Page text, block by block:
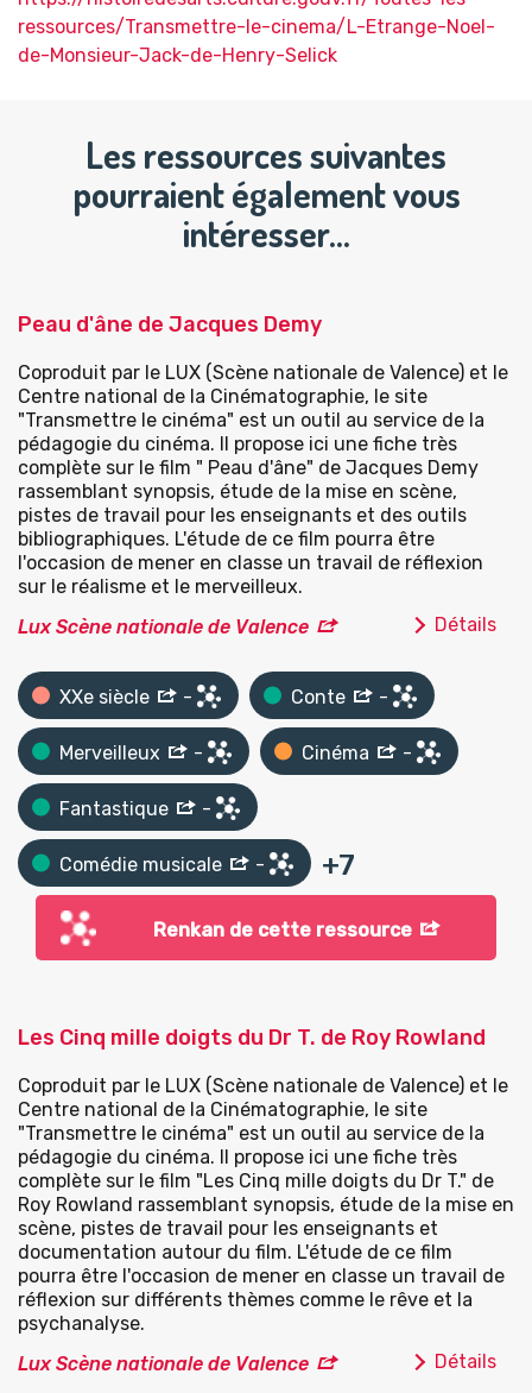
ressources/Transmettre-le-cinema/L-Etrange-Noel-
de-Monsieur-Jack-de-Henry-Selick
Les ressources suivantes
pourraient également vous
intéresser…
Peau d'âne de Jacques Demy
Coproduit par le LUX (Scène nationale de Valence) et le
Centre national de la Cinématographie, le site
"Transmettre le cinéma" est un outil au service de la
pédagogie du cinéma. Il propose ici une fiche très
complète sur le film " Peau d'âne" de Jacques Demy
rassemblant synopsis, étude de la mise en scène,
pistes de travail pour les enseignants et des outils
bibliographiques. L'étude de ce film pourra être
l'occasion de mener en classe un travail de réflexion
sur le réalisme et le merveilleux.
Lux Scène nationale de Valence
Détails
XXe siècle - Conte -
Merveilleux - Cinéma -
Fantastique -
Comédie musicale - +7
Renkan de cette ressource
Les Cinq mille doigts du Dr T. de Roy Rowland
Coproduit par le LUX (Scène nationale de Valence) et le
Centre national de la Cinématographie, le site
"Transmettre le cinéma" est un outil au service de la
pédagogie du cinéma. Il propose ici une fiche très
complète sur le film "Les Cinq mille doigts du Dr T." de
Roy Rowland rassemblant synopsis, étude de la mise en
scène, pistes de travail pour les enseignants et
documentation autour du film. L'étude de ce film
pourra être l'occasion de mener en classe un travail de
réflexion sur différents thèmes comme le rêve et la
psychanalyse.
Lux Scène nationale de Valence
Détails